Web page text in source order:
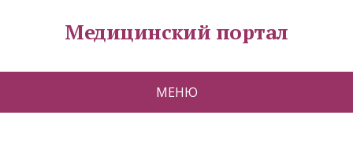
Медицинский портал
МЕНЮ